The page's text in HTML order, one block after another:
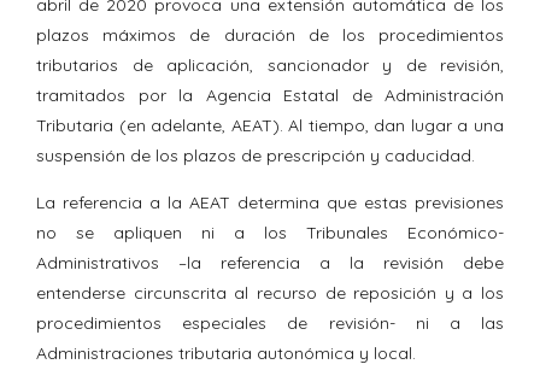
abril de 2020 provoca una extensión automática de los
plazos máximos de duración de los procedimientos
tributarios de aplicación, sancionador y de revisión,
tramitados por la Agencia Estatal de Administración
Tributaria (en adelante, AEAT). Al tiempo, dan lugar a una
suspensión de los plazos de prescripción y caducidad.
La referencia a la AEAT determina que estas previsiones
no se apliquen ni a los Tribunales Económico-
Administrativos –la referencia a la revisión debe
entenderse circunscrita al recurso de reposición y a los
procedimientos especiales de revisión- ni a las
Administraciones tributaria autonómica y local.